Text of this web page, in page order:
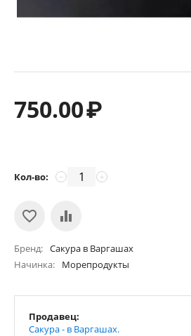
750.00₽
Кол-во: +
−
Бренд
Сакура в Варгашах
Начинка
Морепродукты
Продавец:
Сакура - в Варгашах.